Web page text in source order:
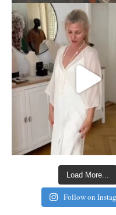
Load More...
Follow on